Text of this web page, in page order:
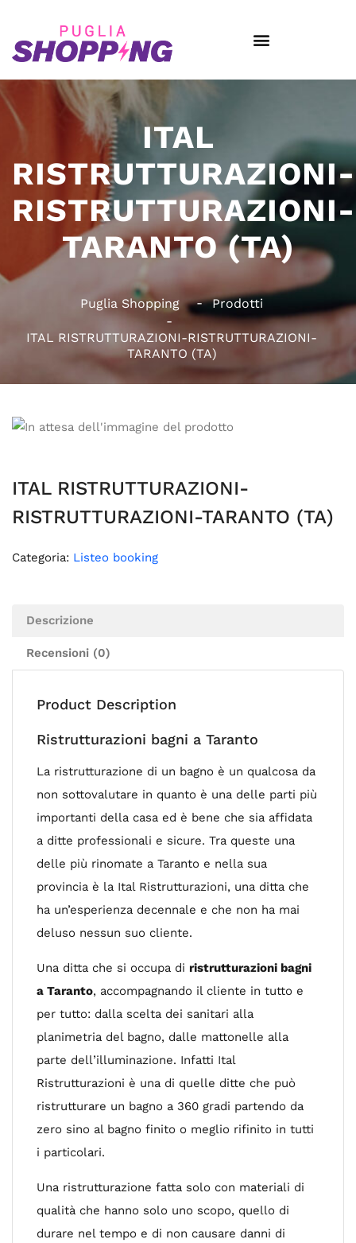
ITAL
RISTRUTTURAZIONI-
RISTRUTTURAZIONI-
TARANTO (TA)
Puglia Shopping Prodotti
ITAL RISTRUTTURAZIONI-RISTRUTTURAZIONI-
TARANTO (TA)
ITAL RISTRUTTURAZIONI-
RISTRUTTURAZIONI-TARANTO (TA)
Categoria: Listeo booking
Descrizione
Recensioni (0)
Product Description
Ristrutturazioni bagni a Taranto
La ristrutturazione di un bagno è un qualcosa da
non sottovalutare in quanto è una delle parti più
importanti della casa ed è bene che sia affidata
a ditte professionali e sicure. Tra queste una
delle più rinomate a Taranto e nella sua
provincia è la Ital Ristrutturazioni, una ditta che
ha un’esperienza decennale e che non ha mai
deluso nessun suo cliente.
Una ditta che si occupa di ristrutturazioni bagni
a Taranto, accompagnando il cliente in tutto e
per tutto: dalla scelta dei sanitari alla
planimetria del bagno, dalle mattonelle alla
parte dell’illuminazione. Infatti Ital
Ristrutturazioni è una di quelle ditte che può
ristrutturare un bagno a 360 gradi partendo da
zero sino al bagno finito o meglio rifinito in tutti
i particolari.
Una ristrutturazione fatta solo con materiali di
qualità che hanno solo uno scopo, quello di
durare nel tempo e di non causare danni di